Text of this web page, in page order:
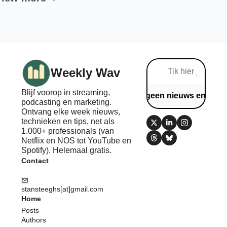
Weekly Wav
Blijf voorop in streaming,
podcasting en marketing.
Ontvang elke week nieuws,
technieken en tips, net als
1.000+ professionals (van
Netflix en NOS tot YouTube en
Spotify). Helemaal gratis.
Mis geen nieuws en tips
Contact
stansteeghs[at]gmail.com
Home
Posts
Authors